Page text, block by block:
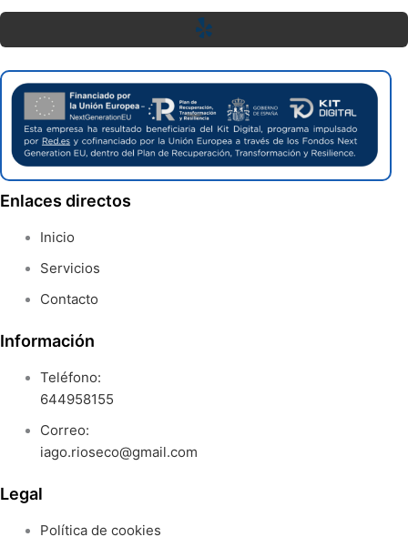
Enlaces directos
Inicio
Servicios
Contacto
Información
Teléfono:
644958155
Correo:
iago.rioseco@gmail.com
Legal
Política de cookies